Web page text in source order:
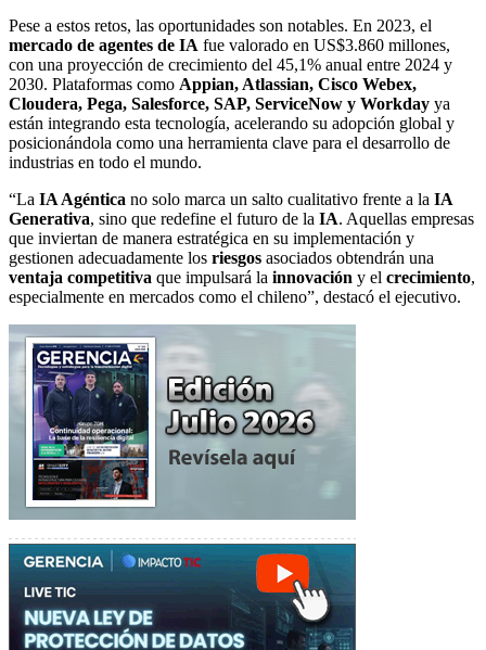
Pese a estos retos, las oportunidades son notables. En 2023, el
mercado de agentes de IA fue valorado en US$3.860 millones,
con una proyección de crecimiento del 45,1% anual entre 2024 y
2030. Plataformas como Appian, Atlassian, Cisco Webex,
Cloudera, Pega, Salesforce, SAP, ServiceNow y Workday ya
están integrando esta tecnología, acelerando su adopción global y
posicionándola como una herramienta clave para el desarrollo de
industrias en todo el mundo.
“La IA Agéntica no solo marca un salto cualitativo frente a la IA
Generativa, sino que redefine el futuro de la IA. Aquellas empresas
que inviertan de manera estratégica en su implementación y
gestionen adecuadamente los riesgos asociados obtendrán una
ventaja competitiva que impulsará la innovación y el crecimiento,
especialmente en mercados como el chileno”, destacó el ejecutivo.